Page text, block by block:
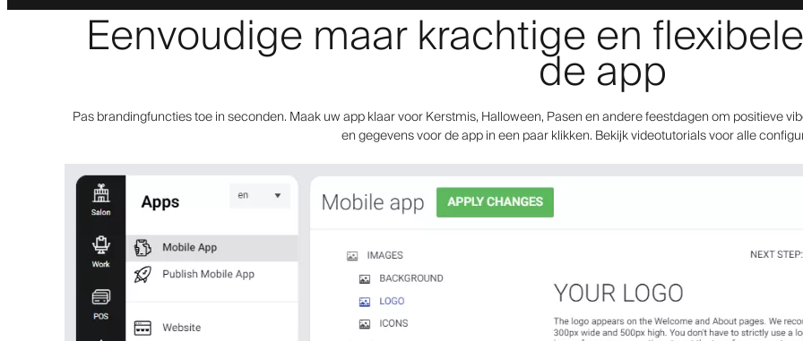
Eenvoudige maar krachtige en
de app
Pas brandingfuncties toe in seconden. Maak uw app klaar voor Kerstmis, Halloween, Pasen en andere feestdagen om positieve
en gegevens voor de app in een paar klikken. Bekijk videotutorials voor alle